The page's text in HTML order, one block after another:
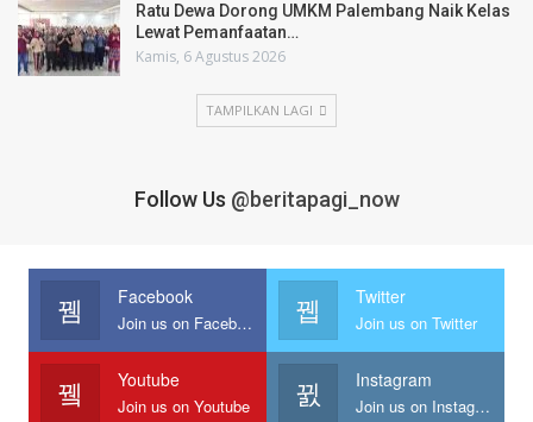
Ratu Dewa Dorong UMKM Palembang Naik Kelas
Lewat Pemanfaatan…
Kamis, 6 Agustus 2026
TAMPILKAN LAGI
Follow Us @beritapagi_now
Facebook
Join us on Facebook
Twitter
Join us on Twitter
Youtube
Join us on Youtube
Instagram
Join us on Instagram